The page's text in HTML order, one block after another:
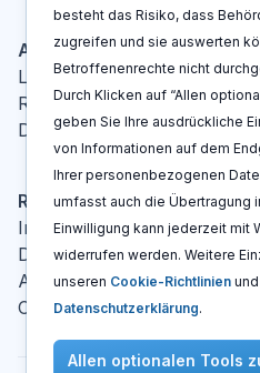
Aktionen
Log In
Registrieren
Demo buchen
Rechtshinweise
Impressum
Datenschutzerklärung
AGBs
Cookie Richtlinien
besteht das Risiko, dass
zugreifen und sie auswerten
Betroffenenrechte nicht
Durch Klicken auf “Allen
geben Sie Ihre ausdrückliche
von Informationen auf dem
Ihrer personenbezogenen
umfasst auch die Übertragung
Einwilligung kann jederzeit mit
widerrufen werden. Weitere
unseren Cookie-Richtlinien
Datenschutzerklärung.
Allen optionalen Tools